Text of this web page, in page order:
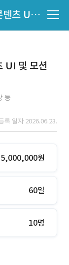
공공기관 온라인 교육 이러닝 콘텐츠 UI 및 모션 디자인
UI 및 모션
등
록 일자 2026.06.23.
5,000,000원
60일
10명